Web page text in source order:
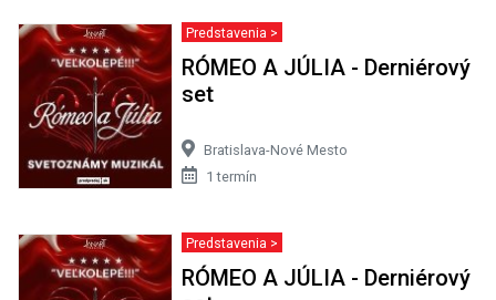
Predstavenia >
RÓMEO A JÚLIA - Derniérový
set
Bratislava-Nové Mesto
1 termín
Predstavenia >
RÓMEO A JÚLIA - Derniérový